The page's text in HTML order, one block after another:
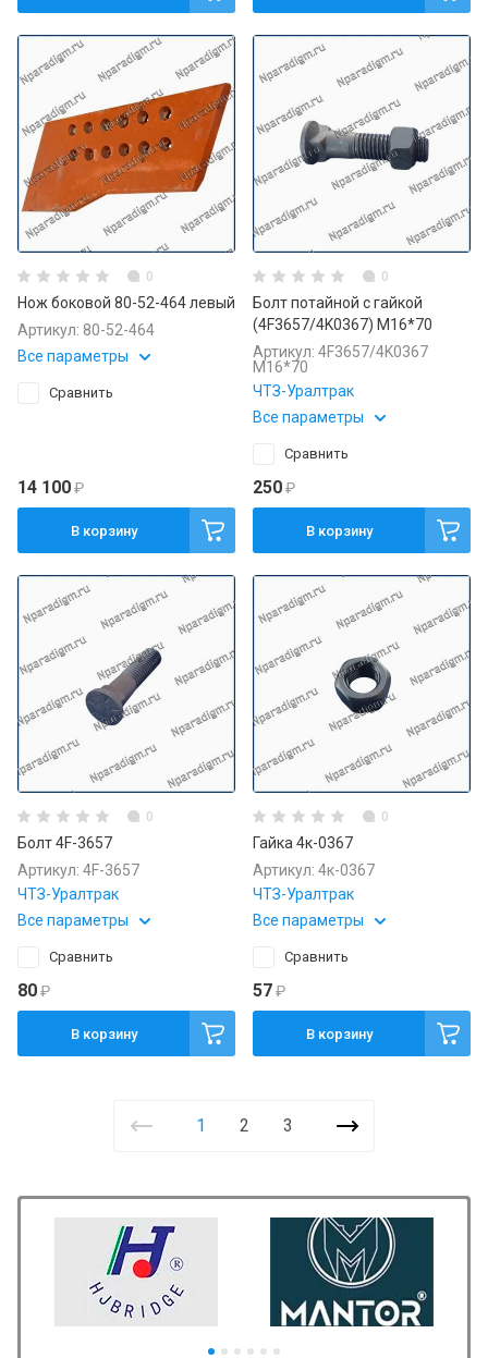
0
Нож боковой 80-52-464 левый
Артикул: 80-52-464
Все параметры
Сравнить
14 100₽
В корзину
0
Болт потайной с гайкой
(4F3657/4K0367) M16*70
Артикул: 4F3657/4K0367
M16*70
ЧТЗ-Уралтрак
Все параметры
Сравнить
250₽
В корзину
0
Болт 4F-3657
Артикул: 4F-3657
ЧТЗ-Уралтрак
Все параметры
Сравнить
80₽
В корзину
0
Гайка 4к-0367
Артикул: 4к-0367
ЧТЗ-Уралтрак
Все параметры
Сравнить
57₽
В корзину
1 2 3